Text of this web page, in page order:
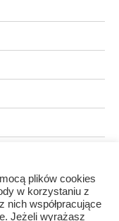
plików cookies
w korzystaniu z
nich współpracujące
Jeżeli wyrażasz